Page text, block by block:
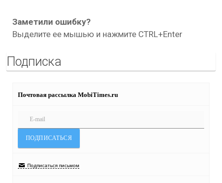
Заметили ошибку?
Выделите ее мышью и нажмите CTRL+Enter
Подписка
Почтовая рассылка MobiTimes.ru
Подписаться письмом